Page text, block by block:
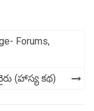
Forums,
(హాస్య కథ)